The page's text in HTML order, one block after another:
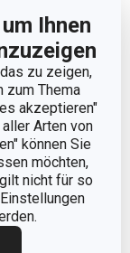
Ihnen
zu zeigen,
zum Thema
akzeptieren"
Arten von
können Sie
möchten,
nicht für so
6.5
0.8
28.5